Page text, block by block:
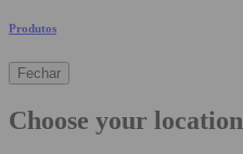
Produtos
Fechar
Choose your location